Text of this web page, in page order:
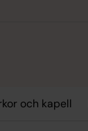
och kapell